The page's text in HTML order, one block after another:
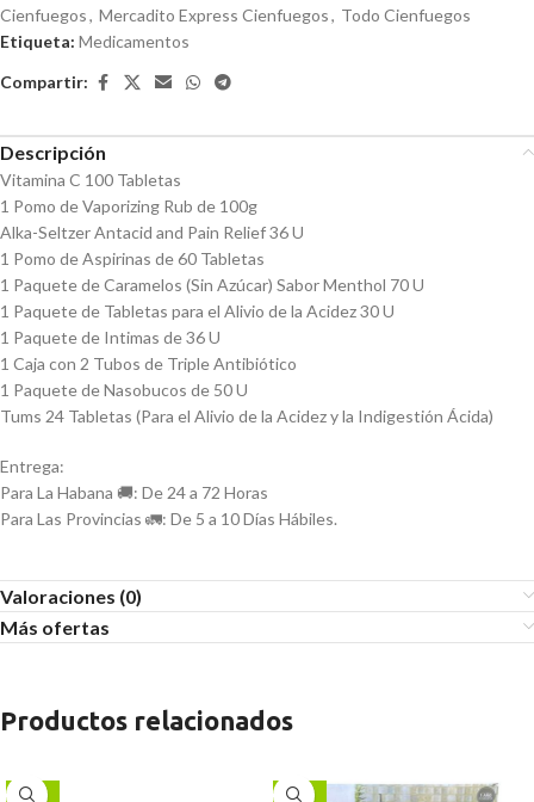
Cienfuegos, Mercadito Express Cienfuegos, Todo Cienfuegos
Etiqueta: Medicamentos
Compartir:
Descripción
Vitamina C 100 Tabletas
1 Pomo de Vaporizing Rub de 100g
Alka-Seltzer Antacid and Pain Relief 36 U
1 Pomo de Aspirinas de 60 Tabletas
1 Paquete de Caramelos (Sin Azúcar) Sabor Menthol 70 U
1 Paquete de Tabletas para el Alivio de la Acidez 30 U
1 Paquete de Intimas de 36 U
1 Caja con 2 Tubos de Triple Antibiótico
1 Paquete de Nasobucos de 50 U
Tums 24 Tabletas (Para el Alivio de la Acidez y la Indigestión Ácida)
Entrega:
Para La Habana 🚚: De 24 a 72 Horas
Para Las Provincias 🚛: De 5 a 10 Días Hábiles.
Valoraciones (0)
Más ofertas
Productos relacionados
-15% -13%